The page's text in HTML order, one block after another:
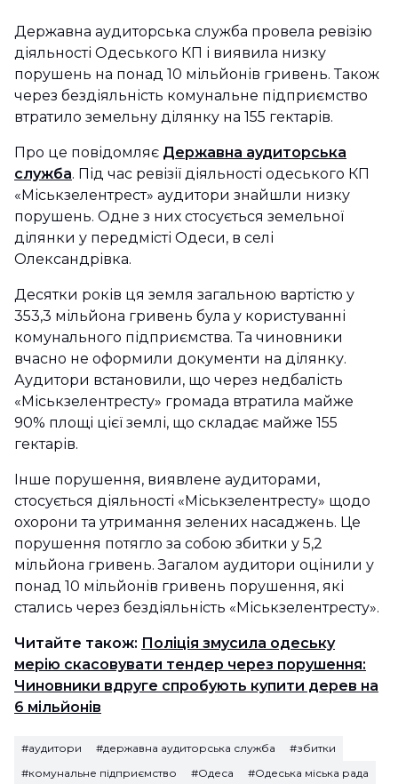
Державна аудиторська служба провела ревізію
діяльності Одеського КП і виявила низку
порушень на понад 10 мільйонів гривень. Також
через бездіяльність комунальне підприємство
втратило земельну ділянку на 155 гектарів.
Про це повідомляє Державна аудиторська
служба. Під час ревізії діяльності одеського КП
«Міськзелентрест» аудитори знайшли низку
порушень. Одне з них стосується земельної
ділянки у передмісті Одеси, в селі
Олександрівка.
Десятки років ця земля загальною вартістю у
353,3 мільйона гривень була у користуванні
комунального підприємства. Та чиновники
вчасно не оформили документи на ділянку.
Аудитори встановили, що через недбалість
«Міськзелентресту» громада втратила майже
90% площі цієї землі, що складає майже 155
гектарів.
Інше порушення, виявлене аудиторами,
стосується діяльності «Міськзелентресту» щодо
охорони та утримання зелених насаджень. Це
порушення потягло за собою збитки у 5,2
мільйона гривень. Загалом аудитори оцінили у
понад 10 мільйонів гривень порушення, які
стались через бездіяльність «Міськзелентресту».
Читайте також: Поліція змусила одеську
мерію скасовувати тендер через порушення:
Чиновники вдруге спробують купити дерев на
6 мільйонів
#аудитори #державна аудиторська служба
#збитки
#комунальне підприємство
#Одеса #Одеська міська рада